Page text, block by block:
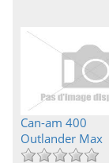
Can-am 400
Outlander Max